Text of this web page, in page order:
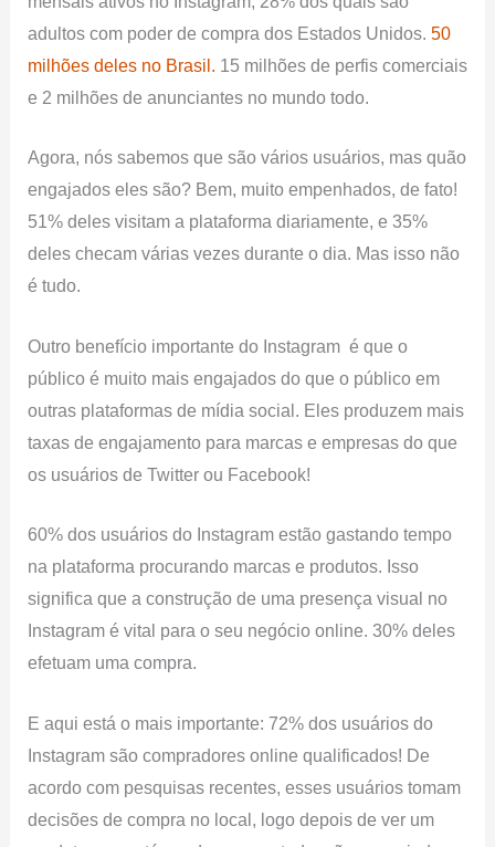
adultos com poder de compra dos Estados Unidos. 50
milhões deles no Brasil. 15 milhões de perfis comerciais
e 2 milhões de anunciantes no mundo todo.
Agora, nós sabemos que são vários usuários, mas quão
engajados eles são? Bem, muito empenhados, de fato!
51% deles visitam a plataforma diariamente, e 35%
deles checam várias vezes durante o dia. Mas isso não
é tudo.
Outro benefício importante do Instagram é que o
público é muito mais engajados do que o público em
outras plataformas de mídia social. Eles produzem mais
taxas de engajamento para marcas e empresas do que
os usuários de Twitter ou Facebook!
60% dos usuários do Instagram estão gastando tempo
na plataforma procurando marcas e produtos. Isso
significa que a construção de uma presença visual no
Instagram é vital para o seu negócio online. 30% deles
efetuam uma compra.
E aqui está o mais importante: 72% dos usuários do
Instagram são compradores online qualificados! De
acordo com pesquisas recentes, esses usuários tomam
decisões de compra no local, logo depois de ver um